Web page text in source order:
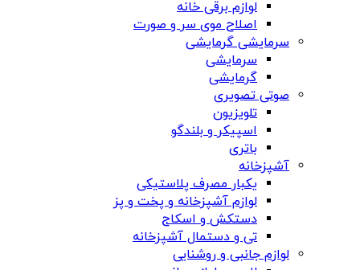
لوازم برقی خانه
اصلاح موی سر و صورت
سرمایشی گرمایشی
سرمایشی
گرمایشی
صوتی تصویری
تلویزیون
اسپیکر و بلندگو
باتری
آشپزخانه
یکبار مصرف پلاستیکی
لوازم آشپزخانه و پخت و پز
دستکش و اسکاج
تی و دستمال آشپزخانه
لوازم جانبی و روشنایی